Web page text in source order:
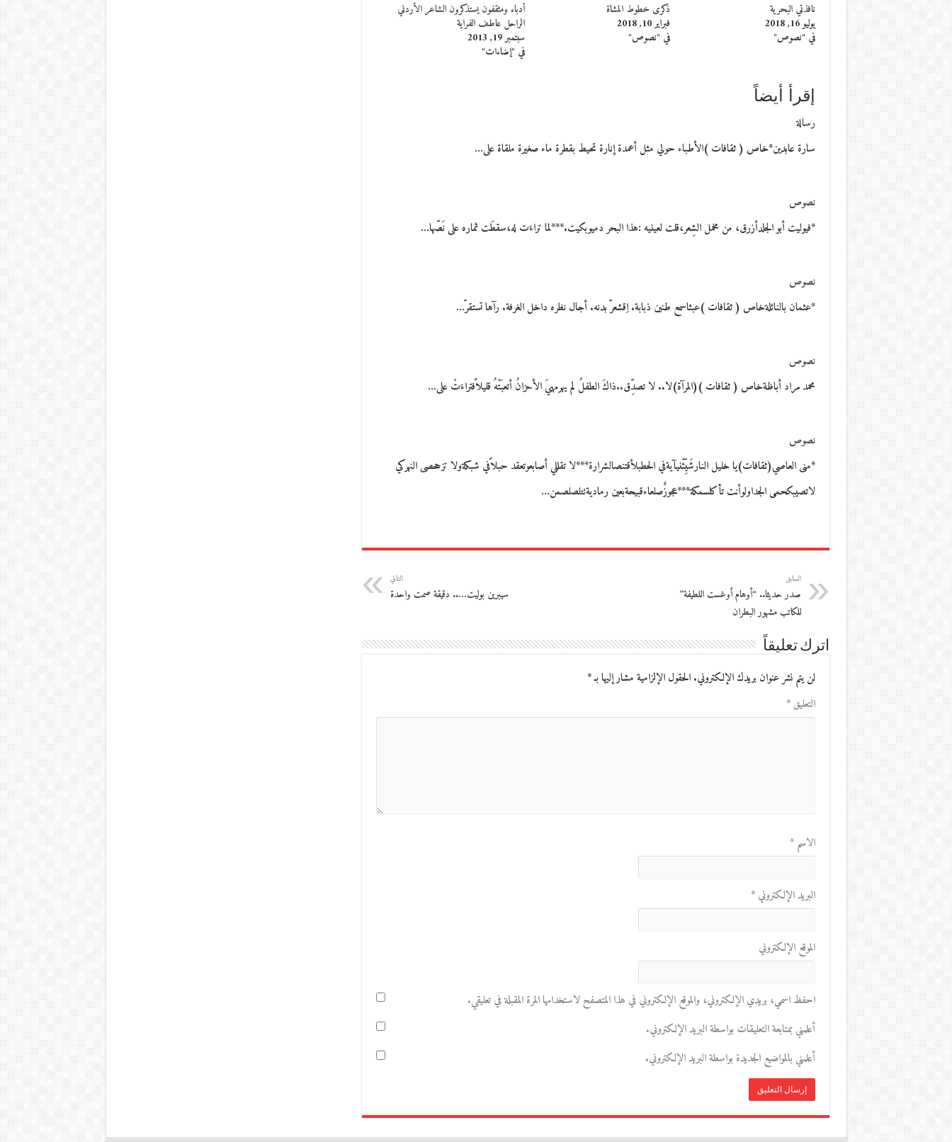
نافذتي البحرية
يوليو 16, 2018
في "نصوص"
ذكرى خطوط المشاة
فبراير 10, 2018
في "نصوص"
أدباء ومثقفون يستذكرون الشاعر الأردني
الراحل عاطف الفراية
سبتمبر 19, 2013
في "إضاءات"
إقرأ أيضاً
رسالة
سارة عابدين*خاص ( ثقافات )الأطباء حولي مثل أعمدة إنارة تحيط بقطرة ماء صغيرة ملقاة على…
نصوص
*فيوليت أبو الجلدأزرق، من مخمل الشِعر،قلت لعينيه :هذا البحر دميوبكيت.***لما تراءَت له،سقطَت ثماره على نَصّها…
نصوص
*عثمان بالنائلةخاص ( ثقافات )عبثاسمع طنين ذبابة. اِقشعرّ بدنه. أجال نظره داخل الغرفة. رآها تستقرّ…
نصوص
محمد مراد أباظةخاص ( ثقافات )(المرآة)لا.. لا تصدِّق..ذاكَ الطفلُ لم يهرمهيَ الأحزانُ أتعبَتْهُ قليلاًفتراءَتْ على…
نصوص
*منى العاصي(ثقافات)يا خليل النارشَيِّئْنيآيةفي الحطبلأقتنصالشرارة***لا تقللي أصابعوتعقد حبلاًفي شبكةولا تزححصى النهركي
لاتصيبكحمى الجداولوأنت تأكلسمكة***عجوزٌصلعاءقبيحةبعين رماديةتتلصلصمن…
السابق
صدر حديثا.. “أوهام أوغست اللطيفة”
للكاتب مشهور البطران
التالي
سيبرين بوليت….. دقيقة صمت واحدة
اترك تعليقاً
لن يتم نشر عنوان بريدك الإلكتروني. الحقول الإلزامية مشار إليها بـ*
التعليق*
الاسم*
البريد الإلكتروني*
الموقع الإلكتروني
احفظ اسمي، بريدي الإلكتروني، والموقع الإلكتروني في هذا المتصفح لاستخدامها المرة المقبلة في تعليقي.
أعلمني بمتابعة التعليقات بواسطة البريد الإلكتروني.
أعلمني بالمواضيع الجديدة بواسطة البريد الإلكتروني.